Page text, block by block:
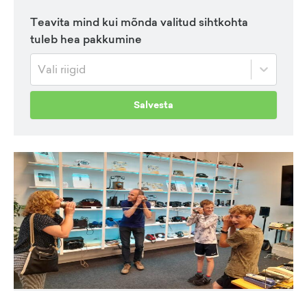
Teavita mind kui mõnda valitud sihtkohta
tuleb hea pakkumine
Vali riigid
Salvesta